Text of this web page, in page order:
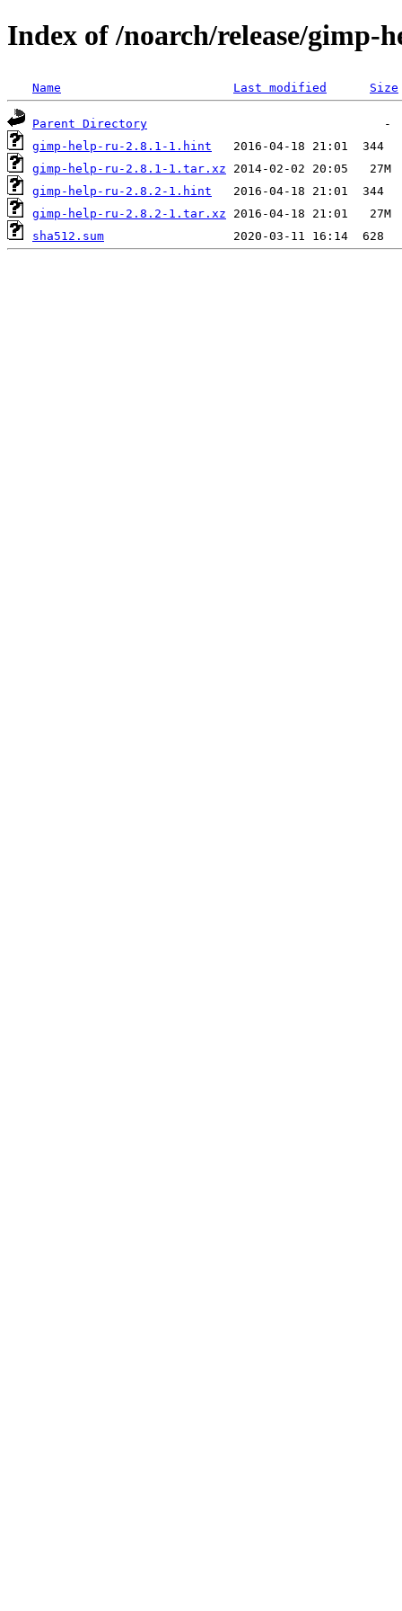
Index of /noarch/release/gimp-
Name Last modified Size
Parent Directory
gimp-help-ru-2.8.1-1.hint
gimp-help-ru-2.8.1-1.tar.xz
gimp-help-ru-2.8.2-1.hint
gimp-help-ru-2.8.2-1.tar.xz
sha512.sum